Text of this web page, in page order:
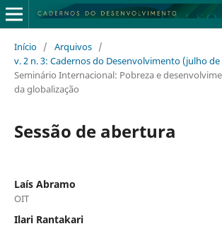
Início / Arquivos /
v. 2 n. 3: Cadernos do Desenvolvimento (julho de
Seminário Internacional: Pobreza e
da globalização
Sessão de abertura
Laís Abramo
OIT
Ilari Rantakari